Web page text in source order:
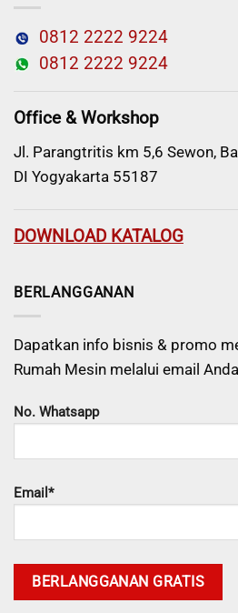
0812 2222 9224
0812 2222 9224
Office & Workshop
Jl. Parangtritis km 5,6 Sewon,
DI Yogyakarta 55187
DOWNLOAD KATALOG
BERLANGGANAN
Dapatkan info bisnis & promo
Rumah Mesin melalui email Anda
No. Whatsapp
Email*